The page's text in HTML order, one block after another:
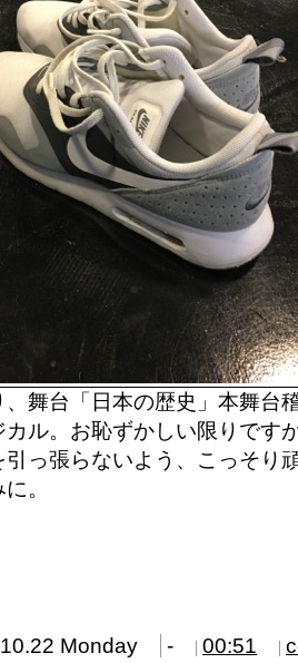
、舞台「日本の歴史」本舞台
カル。お恥ずかしい限りです
引っ張らないよう、こっそり
。
Monday - 00:51